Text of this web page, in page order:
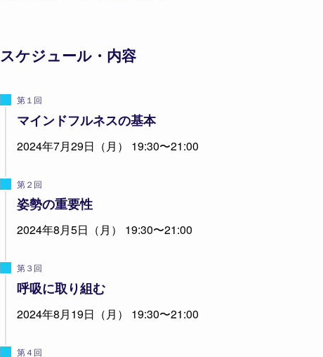
スケジュール・内容
第１回
マインドフルネスの基本
2024年7月29日（月） 19:30〜21:00
第２回
姿勢の重要性
2024年8月5日（月） 19:30〜21:00
第３回
呼吸に取り組む
2024年8月19日（月） 19:30〜21:00
第４回